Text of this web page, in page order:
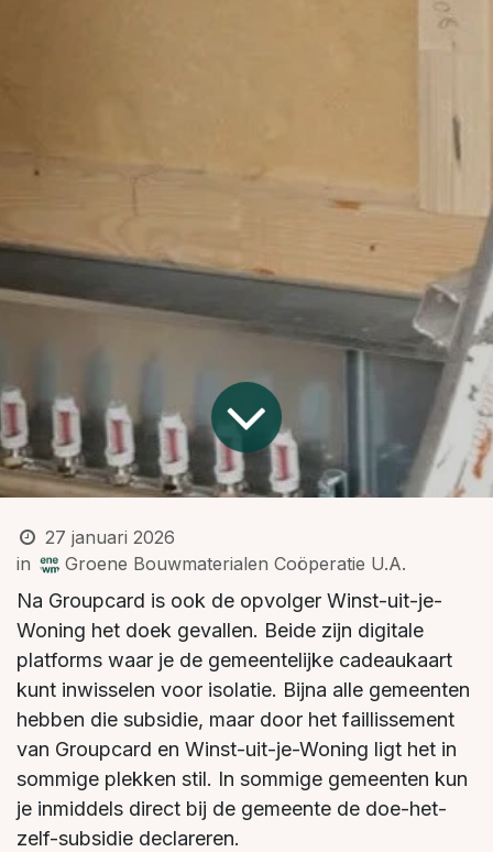
27 januari 2026
in
Groene Bouwmaterialen Coöperatie U.A.
Na Groupcard is ook de opvolger Winst-uit-je-
Woning het doek gevallen. Beide zijn digitale
platforms waar je de gemeentelijke cadeaukaart
kunt inwisselen voor isolatie. Bijna alle gemeenten
hebben die subsidie, maar door het faillissement
van Groupcard en Winst-uit-je-Woning ligt het in
sommige plekken stil. In sommige gemeenten kun
je inmiddels direct bij de gemeente de doe-het-
zelf-subsidie declareren.